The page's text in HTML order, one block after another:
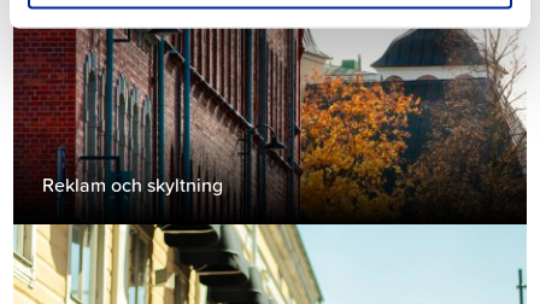
Reklam och skyltning